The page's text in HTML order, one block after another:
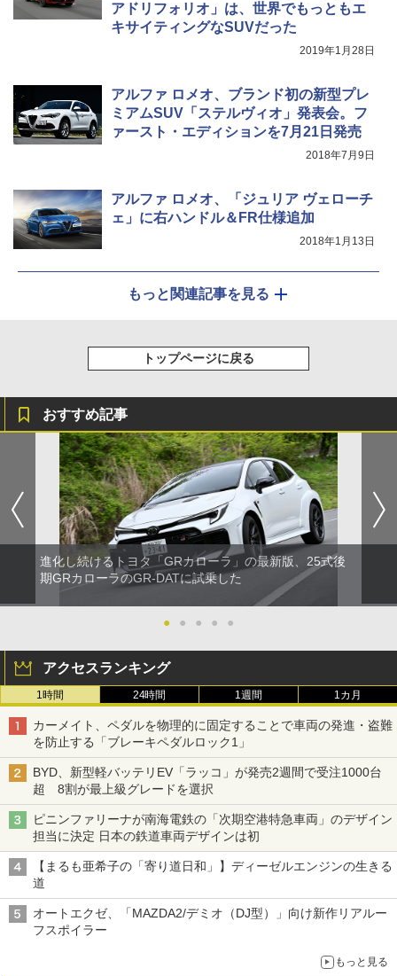
アドリフォリオ」は、世界でもっともエ
キサイティングなSUVだった
2019年1月28日
アルファ ロメオ、ブランド初の新型プレ
ミアムSUV「ステルヴィオ」発表会。フ
ァースト・エディションを7月21日発売
2018年7月9日
アルファ ロメオ、「ジュリア ヴェローチ
ェ」に右ハンドル＆FR仕様追加
2018年1月13日
もっと関連記事を見る
トップページに戻る
おすすめ記事
進化し続けるトヨタ「GRカローラ」の最新版、25式後
期GRカローラのGR-DATに試乗した
● ● ● ● ●
アクセスランキング
1時間 24時間 1週間 1カ月
カーメイト、ペダルを物理的に固定することで車両の発進・盗難
を防止する「ブレーキペダルロック1」
BYD、新型軽バッテリEV「ラッコ」が発売2週間で受注1000台
超 8割が最上級グレードを選択
ピニンファリーナが南海電鉄の「次期空港特急車両」のデザイン
担当に決定 日本の鉄道車両デザインは初
【まるも亜希子の「寄り道日和」】ディーゼルエンジンの生きる
道
オートエクゼ、「MAZDA2/デミオ（DJ型）」向け新作リアルー
フスポイラー
もっと見る